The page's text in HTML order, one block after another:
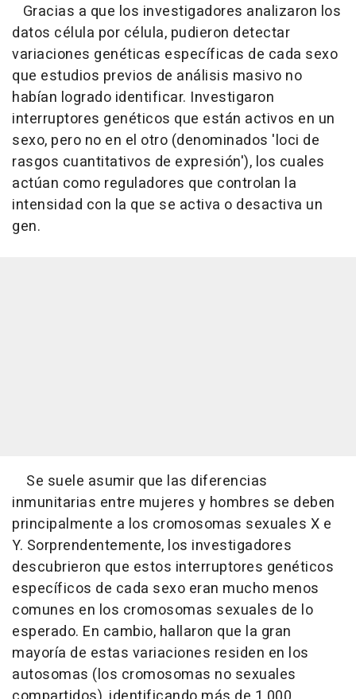
Gracias a que los investigadores analizaron los
datos célula por célula, pudieron detectar
variaciones genéticas específicas de cada sexo
que estudios previos de análisis masivo no
habían logrado identificar. Investigaron
interruptores genéticos que están activos en un
sexo, pero no en el otro (denominados 'loci de
rasgos cuantitativos de expresión'), los cuales
actúan como reguladores que controlan la
intensidad con la que se activa o desactiva un
gen.
Se suele asumir que las diferencias
inmunitarias entre mujeres y hombres se deben
principalmente a los cromosomas sexuales X e
Y. Sorprendentemente, los investigadores
descubrieron que estos interruptores genéticos
específicos de cada sexo eran mucho menos
comunes en los cromosomas sexuales de lo
esperado. En cambio, hallaron que la gran
mayoría de estas variaciones residen en los
autosomas (los cromosomas no sexuales